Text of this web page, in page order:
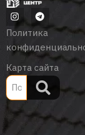
Политика
Карта сайта